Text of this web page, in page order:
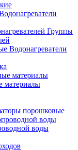
Группы
Водонагреватели
материалы
порошковые
воды